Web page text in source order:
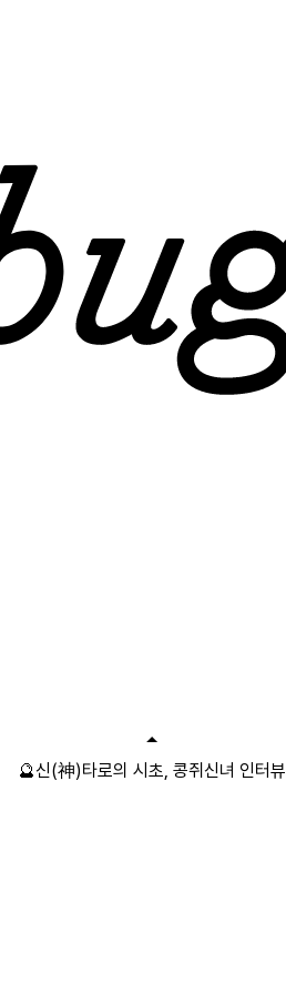
🔮신(神)타로의 시초, 콩쥐신녀 인터뷰